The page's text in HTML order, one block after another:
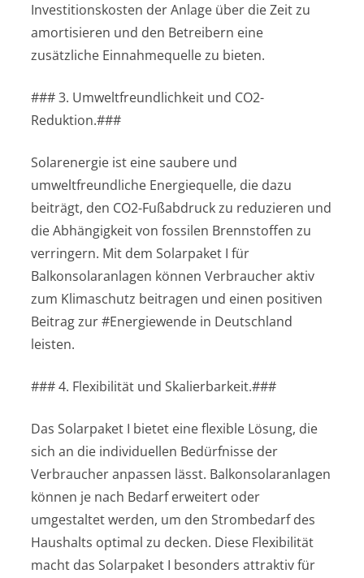
Investitionskosten der Anlage über die Zeit zu
amortisieren und den Betreibern eine
zusätzliche Einnahmequelle zu bieten.
### 3. Umweltfreundlichkeit und CO2-
Reduktion.###
Solarenergie ist eine saubere und
umweltfreundliche Energiequelle, die dazu
beiträgt, den CO2-Fußabdruck zu reduzieren und
die Abhängigkeit von fossilen Brennstoffen zu
verringern. Mit dem Solarpaket I für
Balkonsolaranlagen können Verbraucher aktiv
zum Klimaschutz beitragen und einen positiven
Beitrag zur #Energiewende in Deutschland
leisten.
### 4. Flexibilität und Skalierbarkeit.###
Das Solarpaket I bietet eine flexible Lösung, die
sich an die individuellen Bedürfnisse der
Verbraucher anpassen lässt. Balkonsolaranlagen
können je nach Bedarf erweitert oder
umgestaltet werden, um den Strombedarf des
Haushalts optimal zu decken. Diese Flexibilität
macht das Solarpaket I besonders attraktiv für